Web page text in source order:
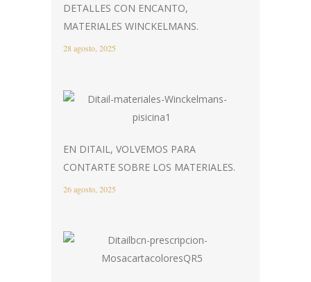
DETALLES CON ENCANTO,
MATERIALES WINCKELMANS.
28 agosto, 2025
EN DITAIL, VOLVEMOS PARA
CONTARTE SOBRE LOS MATERIALES.
26 agosto, 2025